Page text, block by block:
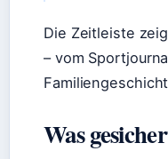
Die Zeitleiste
– vom
Was